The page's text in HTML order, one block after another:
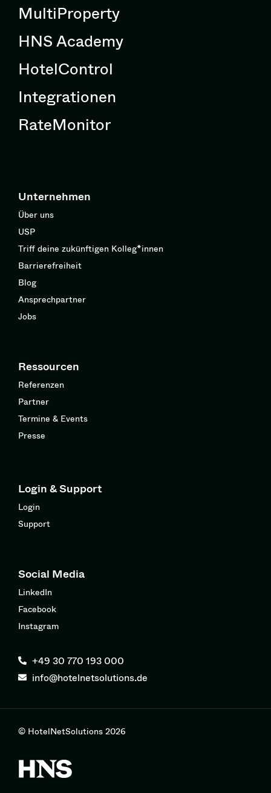
MultiProperty
HNS Academy
HotelControl
Integrationen
RateMonitor
Unternehmen
Über uns
USP
Triff deine zukünftigen Kolleg*innen
Barrierefreiheit
Blog
Ansprechpartner
Jobs
Ressourcen
Referenzen
Partner
Termine & Events
Presse
Login & Support
Login
Support
Social Media
LinkedIn
Facebook
Instagram
+49 30 770 193 000
info@hotelnetsolutions.de
© HotelNetSolutions 2026